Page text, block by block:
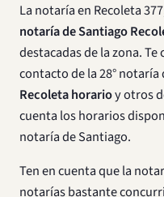
La notaría en Recoleta
notaría de Santiago
destacadas de la zona.
contacto de la 28°
Recoleta horarioy otros
cuenta los horarios
notaría de Santiago.
Ten en cuenta que la
notarías bastante